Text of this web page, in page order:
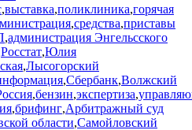
,выставка,поликлиника,горячая
,средства,приставы
,администрация Энгельсского
Росстат,Юлия
,Лысогорский
,Сбербанк,Волжский
,бензин,экспертиза,
,брифинг,Арбитражный суд
области,Самойловский